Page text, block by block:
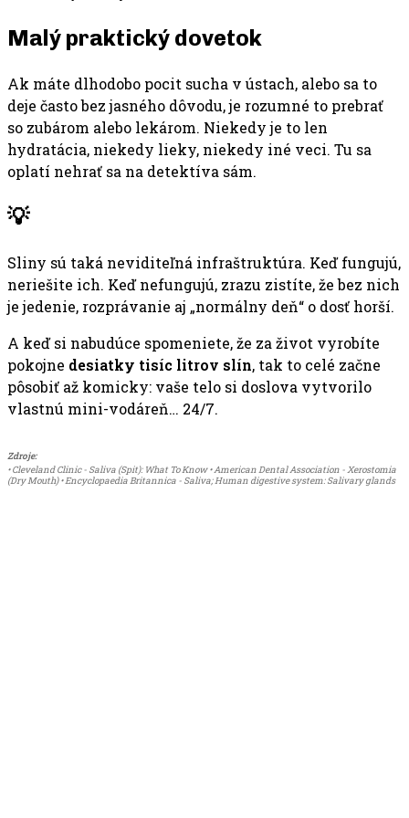
Malý praktický dovetok
Ak máte dlhodobo pocit sucha v ústach, alebo sa to
deje často bez jasného dôvodu, je rozumné to prebrať
so zubárom alebo lekárom. Niekedy je to len
hydratácia, niekedy lieky, niekedy iné veci. Tu sa
oplatí nehrať sa na detektíva sám.
💡
Sliny sú taká neviditeľná infraštruktúra. Keď fungujú,
neriešite ich. Keď nefungujú, zrazu zistíte, že bez nich
je jedenie, rozprávanie aj „normálny deň“ o dosť horší.
A keď si nabudúce spomeniete, že za život vyrobíte
pokojne desiatky tisíc litrov slín, tak to celé začne
pôsobiť až komicky: vaše telo si doslova vytvorilo
vlastnú mini-vodáreň… 24/7.
Zdroje:
• Cleveland Clinic - Saliva (Spit): What To Know • American Dental Association - Xerostomia
(Dry Mouth) • Encyclopaedia Britannica - Saliva; Human digestive system: Salivary glands